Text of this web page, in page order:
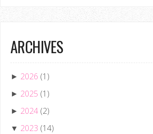
ARCHIVES
► 2026 (1)
► 2025 (1)
► 2024 (2)
▼ 2023 (14)